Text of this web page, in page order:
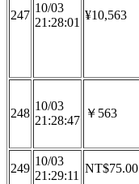
247
10/03
21:28:01
¥10,563
248
10/03
21:28:47
￥563
249
10/03
21:29:11
NT$75.00